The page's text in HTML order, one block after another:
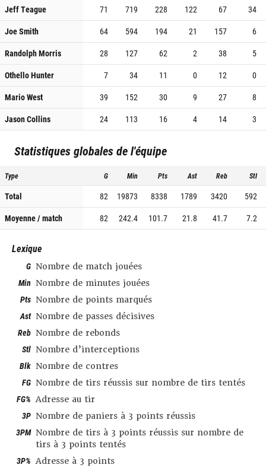
Jeff Teague
71 719 228 122 67
34
Joe Smith
64 594 194 21 157
6
Randolph Morris
28 127 62 2 38
5
Othello Hunter
7 34 11 0 12
0
Mario West
39 152 30 9 27
8
Jason Collins
24 113 16 4 14 3
Statistiques globales de l'équipe
Type G Min Pts Ast Reb Stl
Total 82 19873 8338 1789 3420
592
Moyenne / match
82 242.4 101.7 21.8 41.7 7.2
Lexique
G Nombre de match jouées
Min Nombre de minutes jouées
Pts Nombre de points marqués
Ast Nombre de passes décisives
Reb Nombre de rebonds
Stl Nombre d’interceptions
Blk Nombre de contres
FG Nombre de tirs réussis sur nombre de tirs tentés
FG% Adresse au tir
3P Nombre de paniers à 3 points réussis
3PM Nombre de tirs à 3 points réussis sur nombre de
tirs à 3 points tentés
3P% Adresse à 3 points